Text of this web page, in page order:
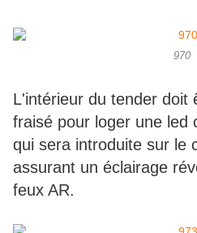
970
L'intérieur du tender doit
fraisé pour loger une led
qui sera introduite sur le
assurant un éclairage
feux AR.